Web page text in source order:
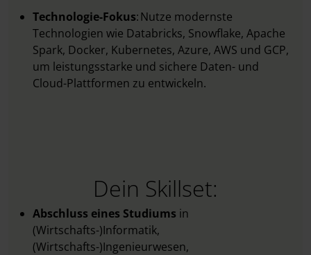
Technologie-Fokus: Nutze modernste
Technologien wie Databricks, Snowflake, Apache
Spark, Docker, Kubernetes, Azure, AWS und GCP,
um leistungsstarke und sichere Daten- und
Cloud-Plattformen zu entwickeln.
Dein Skillset:
Abschluss eines Studiums in
(Wirtschafts-)Informatik,
(Wirtschafts-)Ingenieurwesen,